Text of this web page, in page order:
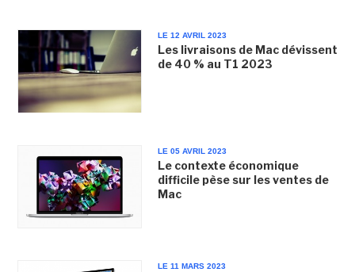
LE 12 AVRIL 2023
Les livraisons de Mac dévissent
de 40 % au T1 2023
LE 05 AVRIL 2023
Le contexte économique
difficile pèse sur les ventes de
Mac
LE 11 MARS 2023